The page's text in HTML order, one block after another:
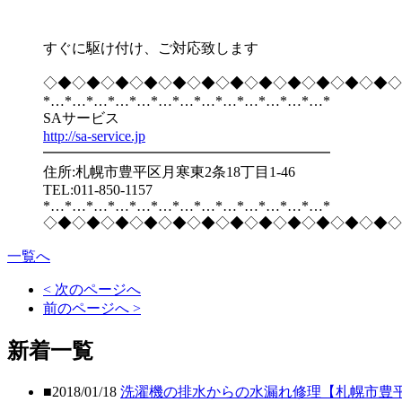
すぐに駆け付け、ご対応致します
*…*…*…*…*…*…*…*…*…*…*…*…*…*
SAサービス
http://sa-service.jp
━━━━━━━━━━━━━━━━━━━━
住所:札幌市豊平区月寒東2条18丁目1-46
TEL:011-850-1157
*…*…*…*…*…*…*…*…*…*…*…*…*…*
一覧へ
< 次のページへ
前のページへ >
新着一覧
■2018/01/18 洗濯機の排水からの水漏れ修理【札幌市豊